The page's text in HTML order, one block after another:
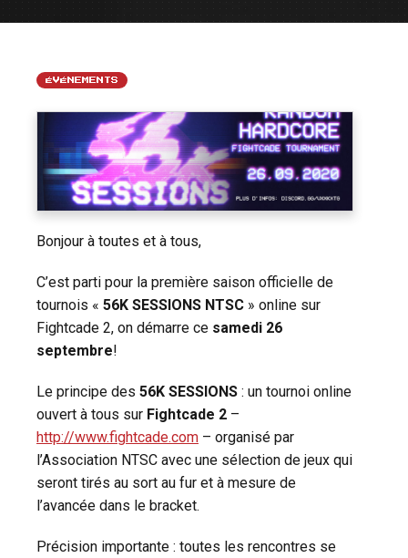
ÉVÉNEMENTS
Bonjour à toutes et à tous,
C’est parti pour la première saison officielle de
tournois « 56K SESSIONS NTSC » online sur
Fightcade 2, on démarre ce samedi 26
septembre!
Le principe des 56K SESSIONS : un tournoi online
ouvert à tous sur Fightcade 2 –
http://www.fightcade.com – organisé par
l’Association NTSC avec une sélection de jeux qui
seront tirés au sort au fur et à mesure de
l’avancée dans le bracket.
Précision importante : toutes les rencontres se